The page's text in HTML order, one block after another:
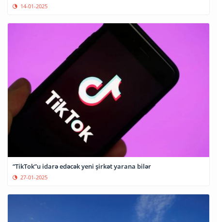
14-01-2025
“TikTok”u idarə edəcək yeni şirkət yarana bilər
27-01-2025